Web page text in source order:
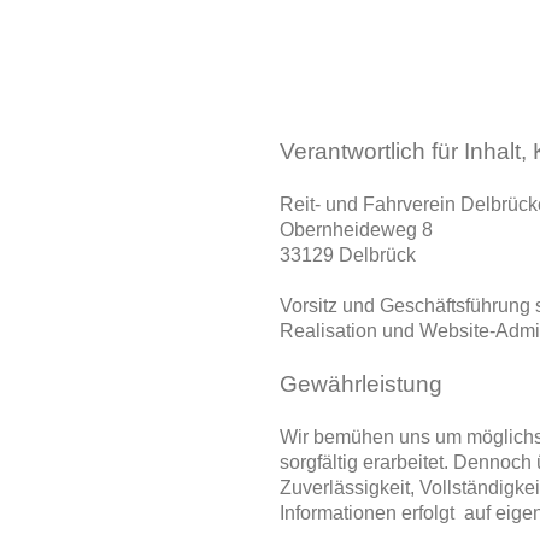
Verantwortlich für
Reit- und Fahrverein
Obernheideweg 8
33129 Delbrück
Vorsitz und Geschäftsführung
Realisation und Website-
Gewährleistung
Wir bemühen uns um
sorgfältig erarbeitet.
Zuverlässigkeit,
Informationen erfolgt auf